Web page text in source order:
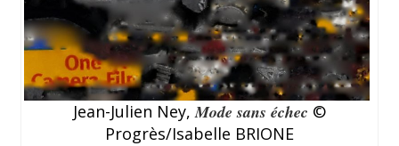
Jean-Julien Ney,Mode sans échec ©
Progrès/Isabelle BRIONE